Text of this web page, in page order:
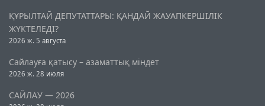
ҚҰРЫЛТАЙ ДЕПУТАТТАРЫ: ҚАНДАЙ ЖАУАПКЕРШІЛІК
ЖҮКТЕЛЕДІ?
2026 ж. 5 августа
Сайлауға қатысу – азаматтық міндет
2026 ж. 28 июля
САЙЛАУ — 2026